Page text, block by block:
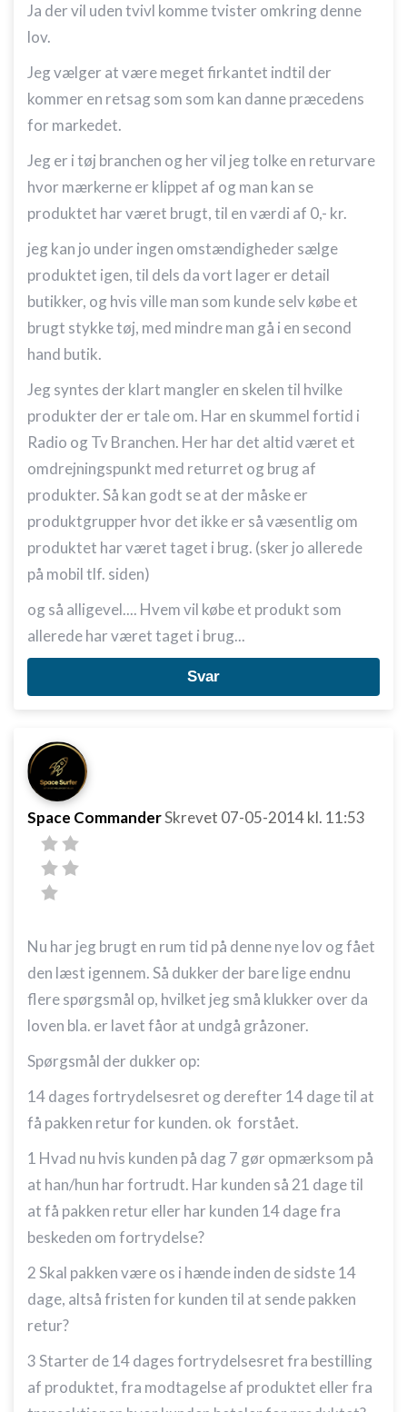
Ja der vil uden tvivl komme tvister omkring denne
lov.
Jeg vælger at være meget firkantet indtil der
kommer en retsag som som kan danne præcedens
for markedet.
Jeg er i tøj branchen og her vil jeg tolke en returvare
hvor mærkerne er klippet af og man kan se
produktet har været brugt, til en værdi af 0,- kr.
jeg kan jo under ingen omstændigheder sælge
produktet igen, til dels da vort lager er detail
butikker, og hvis ville man som kunde selv købe et
brugt stykke tøj, med mindre man gå i en second
hand butik.
Jeg syntes der klart mangler en skelen til hvilke
produkter der er tale om. Har en skummel fortid i
Radio og Tv Branchen. Her har det altid været et
omdrejningspunkt med returret og brug af
produkter. Så kan godt se at der måske er
produktgrupper hvor det ikke er så væsentlig om
produktet har været taget i brug. (sker jo allerede
på mobil tlf. siden)
og så alligevel.... Hvem vil købe et produkt som
allerede har været taget i brug...
Svar
Space CommanderSkrevet 07-05-2014kl. 11:53
Nu har jeg brugt en rum tid på denne nye lov og fået
den læst igennem. Så dukker der bare lige endnu
flere spørgsmål op, hvilket jeg små klukker over da
loven bla. er lavet fåor at undgå gråzoner.
Spørgsmål der dukker op:
14 dages fortrydelsesret og derefter 14 dage til at
få pakken retur for kunden. ok forstået.
1 Hvad nu hvis kunden på dag 7 gør opmærksom på
at han/hun har fortrudt. Har kunden så 21 dage til
at få pakken retur eller har kunden 14 dage fra
beskeden om fortrydelse?
2 Skal pakken være os i hænde inden de sidste 14
dage, altså fristen for kunden til at sende pakken
retur?
3 Starter de 14 dages fortrydelsesret fra bestilling
af produktet, fra modtagelse af produktet eller fra